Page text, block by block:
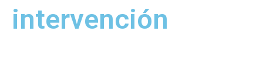
intervención